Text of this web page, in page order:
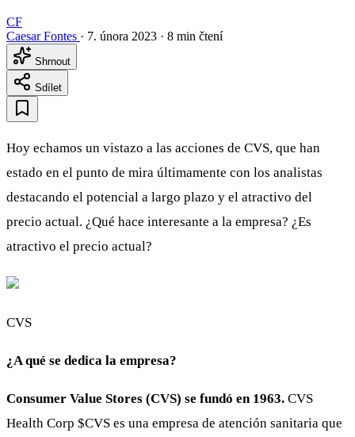
CF
Caesar Fontes · 7. února 2023 · 8 min čtení
Shrnout
Sdílet
Hoy echamos un vistazo a las acciones de CVS, que han
estado en el punto de mira últimamente con los analistas
destacando el potencial a largo plazo y el atractivo del
precio actual. ¿Qué hace interesante a la empresa? ¿Es
atractivo el precio actual?
CVS
¿A qué se dedica la empresa?
Consumer Value Stores (CVS) se fundó en 1963. CVS
Health Corp $CVS es una empresa de atención sanitaria que